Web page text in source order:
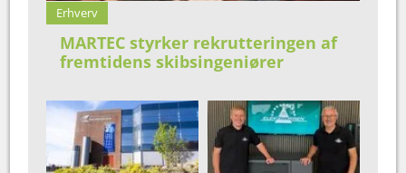
Erhverv
MARTEC styrker rekrutteringen af
fremtidens skibsingeniører